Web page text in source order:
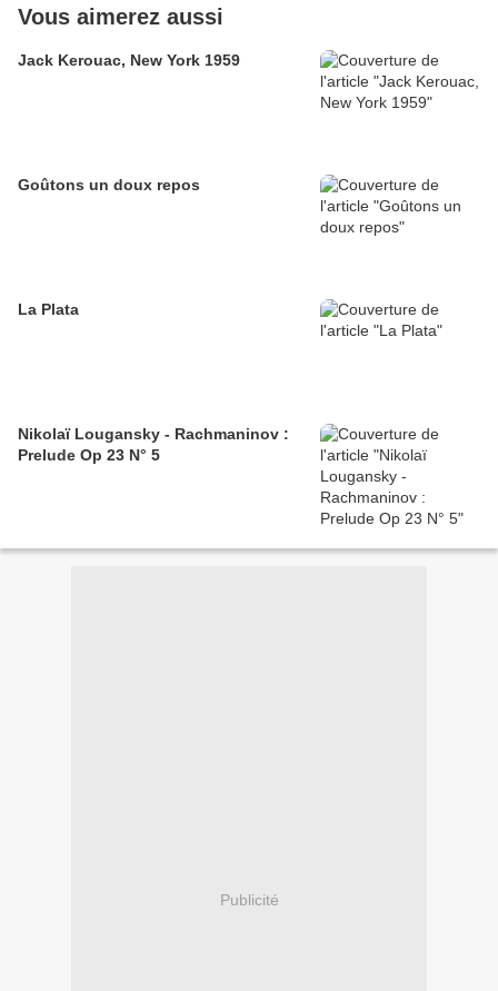
Vous aimerez aussi
Jack Kerouac, New York 1959
Goûtons un doux repos
La Plata
Nikolaï Lougansky - Rachmaninov :
Prelude Op 23 N° 5
Publicité